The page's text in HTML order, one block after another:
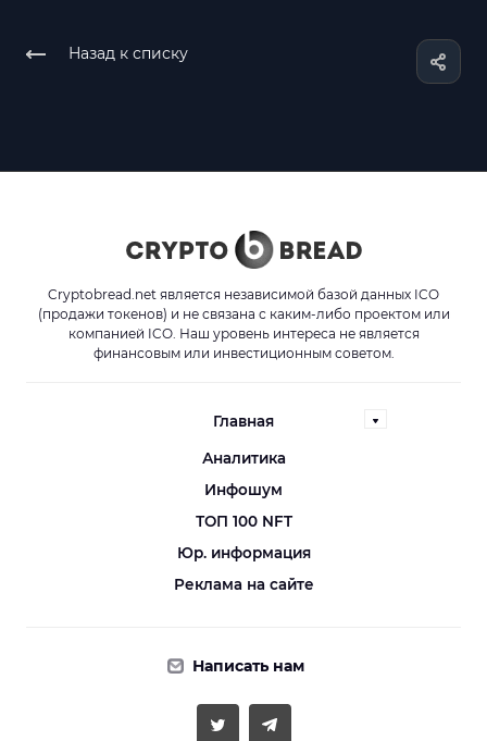
Назад к списку
Cryptobread.net является независимой базой данных ICO
(продажи токенов) и не связана с каким-либо проектом или
компанией ICO. Наш уровень интереса не является
финансовым или инвестиционным советом.
Главная
Аналитика
Инфошум
ТОП 100 NFT
Юр. информация
Реклама на сайте
Написать нам